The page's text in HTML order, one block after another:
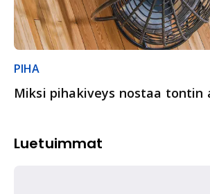
PIHA
Miksi pihakiveys nostaa tontin
Luetuimmat